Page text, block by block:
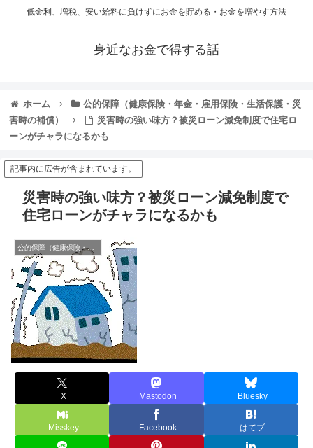
低金利、増税、安い給料に負けずにお金を貯める・お金を増やす方法
身近なお金で得する話
ホーム
公的保障（健康保険・年金・雇用保険・生活保護・災
害時の補償）
災害時の強い味方？被災ローン減免制度で住宅ロ
ーンがチャラになるかも
記事内に広告が含まれています。
災害時の強い味方？被災ローン減免制度で
住宅ローンがチャラになるかも
公的保障（健康保険・年金・雇用保険・生活保護・災害時の補償）
X Mastodon Bluesky
Misskey Facebook はてブ